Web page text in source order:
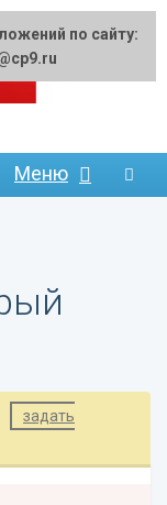
Меню
задать
по сайту: